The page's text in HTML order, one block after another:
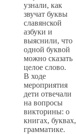
узнали, как
звучат буквы
славянской
азбуки и
выяснили, что
одной буквой
можно сказать
целое слово.
В ходе
мероприятия
дети отвечали
на вопросы
викторины: о
книгах, буквах,
грамматике.